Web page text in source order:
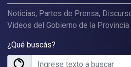
Noticias, Partes de Prensa,
Videos del Gobierno de la Provincia
¿Qué buscás?